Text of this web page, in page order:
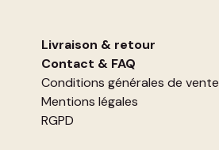
Livraison & retour
Contact & FAQ
Conditions générales de vente
Mentions légales
RGPD